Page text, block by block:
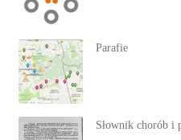
Parafie
Słownik chorób i